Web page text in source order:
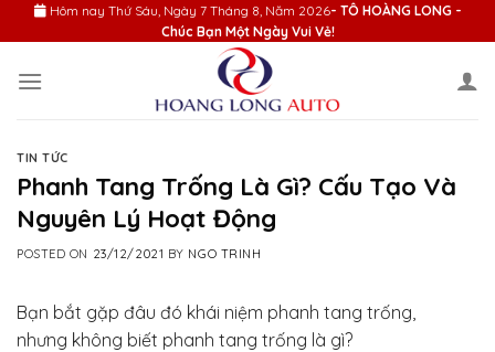
to
Hôm nay Thứ Sáu, Ngày 7 Tháng 8, Năm 2026- TÔ HOÀNG LONG -
Chúc Bạn Một Ngày Vui Vẻ!
TIN TỨC
Phanh Tang Trống Là Gì? Cấu Tạo Và
Nguyên Lý Hoạt Động
POSTED ON 23/12/2021 BY NGO TRINH
Bạn bắt gặp đâu đó khái niệm phanh tang trống,
nhưng không biết phanh tang trống là gì?